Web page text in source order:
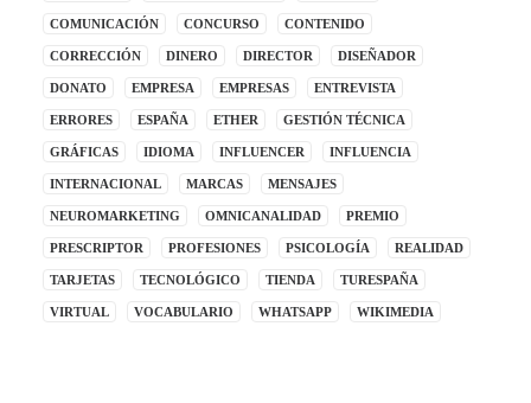
COMUNICACIÓN CONCURSO CONTENIDO
CORRECCIÓN DINERO DIRECTOR DISEÑADOR
DONATO EMPRESA EMPRESAS ENTREVISTA
ERRORES ESPAÑA ETHER GESTIÓN TÉCNICA
GRÁFICAS IDIOMA INFLUENCER INFLUENCIA
INTERNACIONAL MARCAS MENSAJES
NEUROMARKETING OMNICANALIDAD PREMIO
PRESCRIPTOR PROFESIONES PSICOLOGÍA REALIDAD
TARJETAS TECNOLÓGICO TIENDA TURESPAÑA
VIRTUAL VOCABULARIO WHATSAPP WIKIMEDIA